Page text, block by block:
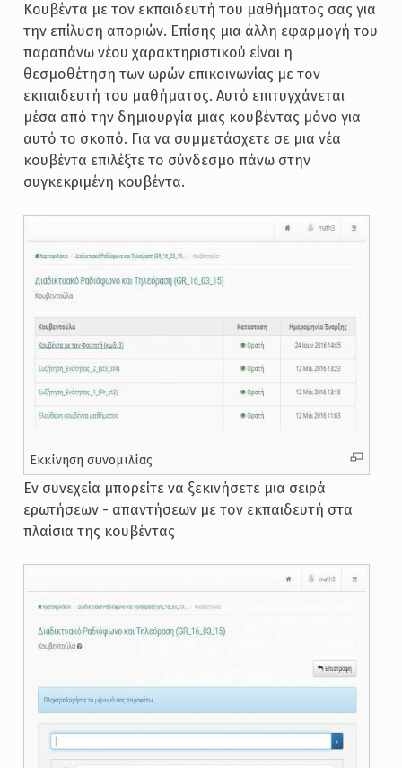
Κουβέντα με τον εκπαιδευτή του μαθήματος σας για
την επίλυση αποριών. Επίσης μια άλλη εφαρμογή του
παραπάνω νέου χαρακτηριστικού είναι η
θεσμοθέτηση των ωρών επικοινωνίας με τον
εκπαιδευτή του μαθήματος. Αυτό επιτυγχάνεται
μέσα από την δημιουργία μιας κουβέντας μόνο για
αυτό το σκοπό. Για να συμμετάσχετε σε μια νέα
κουβέντα επιλέξτε το σύνδεσμο πάνω στην
συγκεκριμένη κουβέντα.
Εκκίνηση συνομιλίας
Εν συνεχεία μπορείτε να ξεκινήσετε μια σειρά
ερωτήσεων - απαντήσεων με τον εκπαιδευτή στα
πλαίσια της κουβέντας